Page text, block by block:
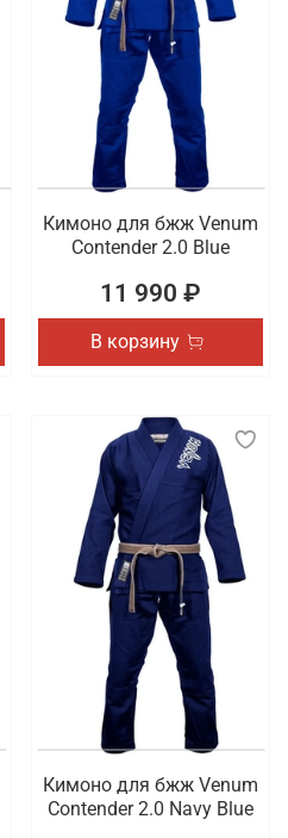
Кимоно для бжж Venum
Contender 2.0 Blue
11 990 ₽
В корзину
Кимоно для бжж Venum
Contender 2.0 Navy Blue